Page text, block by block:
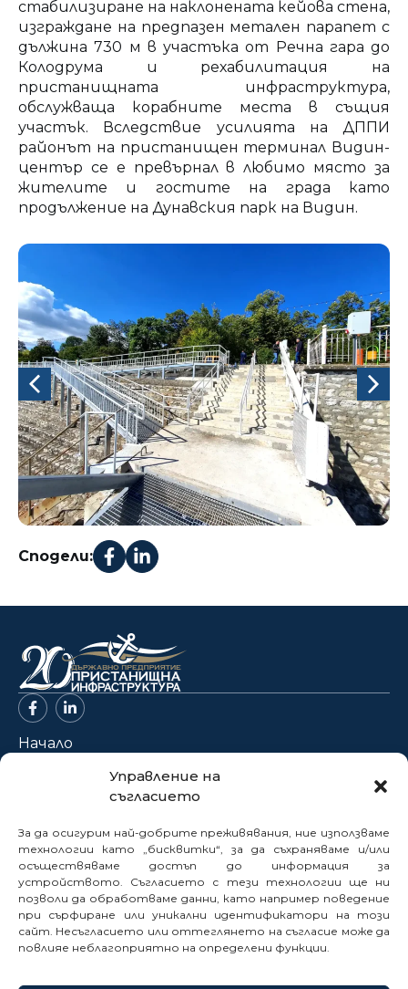
Управление на
съгласието
За да осигурим най-добрите преживявания, ние използваме
технологии като „бисквитки“, за да съхраняваме и/или
осъществяваме достъп до информация за
устройството. Съгласието с тези технологии ще ни
позволи да обработваме данни, като например поведение
при сърфиране или уникални идентификатори на този
сайт. Несъгласието или оттеглянето на съгласие може да
повлияе неблагоприятно на определени функции.
стабилизиране на наклонената кейова стена,
изграждане на предпазен метален парапет с
дължина 730 м в участъка от Речна гара до
Колодрума и рехабилитация на
пристанищната инфраструктура,
обслужваща корабните места в същия
участък. Вследствие усилията на ДППИ
районът на пристанищен терминал Видин-
център се е превърнал в любимо място за
жителите и гостите на града като
продължение на Дунавския парк на Видин.
Сподели:
Начало
Нормативна база
Електронни услуги
Профил на купувача
Кариери
Контакти